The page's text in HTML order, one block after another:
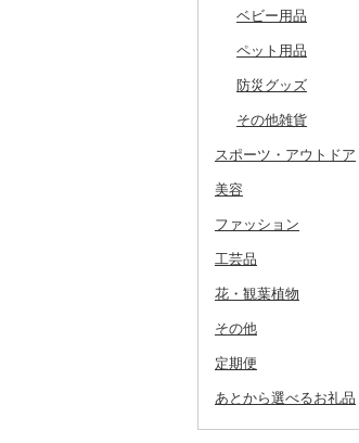
ベビー用品
ペット用品
防災グッズ
その他雑貨
スポーツ・アウトドア
ゴルフ
ゴルフボール
ゴルフウェア
その他ゴルフ
釣り
サイクリング
アウトドア・キャン
その他スポーツ
その他スポーツ
美容
スキンケア
洗顔
その他スキンケ
シャンプー・リンス
石鹸・ボディーソー
入浴剤
アロマ
プロテイン
その他美容
ファッション
鞄・バッグ
トートバッグ・
ツケース
その他鞄・バッ
洋服
女性・レディー
子供・ベビー
その他洋服
和服
靴・履物
靴・シューズ
スリッパ・下駄
アクセサリー
ペンダント・ネ
その他服飾小物
工芸品
織物
本場奄美大島紬
陶器・漆器
唐津焼
備前焼
その他装飾品・工芸
数珠
工芸品
花・観葉植物
観葉植物・苗木
花
胡蝶蘭
造花・プリザー
盆栽・その他
その他
地域サービス
その他
定期便
あとから選べるお礼品